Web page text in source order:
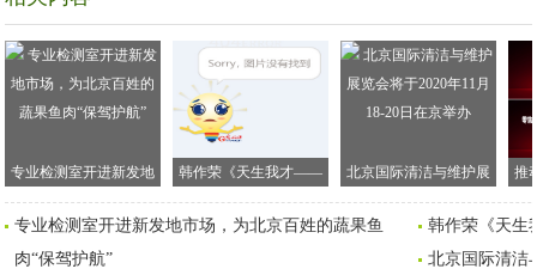
专业检测室开进新发地
市场，为北京百姓的蔬
果鱼肉“保驾护航”
韩作荣《天生我才——
李白传》新书发布会在
京举行
北京国际清洁与维护展
览会将于2020年11月18-
20日在京举办
推
专业检测室开进新发地市场，为北京百姓的蔬果鱼
肉“保驾护航”
韩作荣《天
北京国际清洁